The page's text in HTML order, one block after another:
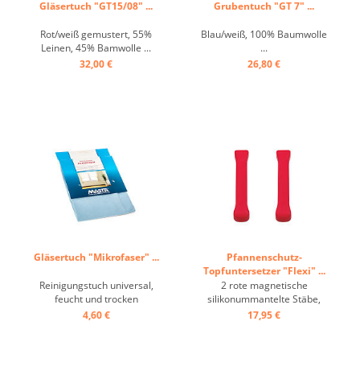
Gläsertuch "GT15/08" ...
Rot/weiß gemustert, 55%
Leinen, 45% Bamwolle ...
32,00 €
Grubentuch "GT 7" ...
Blau/weiß, 100% Baumwolle
...
26,80 €
Gläsertuch "Mikrofaser" ...
Reinigungstuch universal,
feucht und trocken
anwendbar ...
4,60 €
Pfannenschutz-
Topfuntersetzer "Flexi" ...
2 rote magnetische
silikonummantelte Stäbe,
einfach auf Pfannenboden
17,95 €